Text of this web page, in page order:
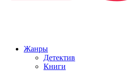
Жанры
Детектив
Книги